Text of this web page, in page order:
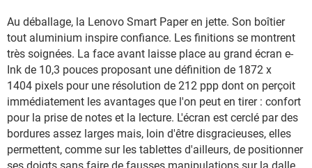
Au déballage, la Lenovo Smart Paper en jette. Son boîtier
tout aluminium inspire confiance. Les finitions se montrent
très soignées. La face avant laisse place au grand écran e-
Ink de 10,3 pouces proposant une définition de 1872 x
1404 pixels pour une résolution de 212 ppp dont on perçoit
immédiatement les avantages que l'on peut en tirer : confort
pour la prise de notes et la lecture. L'écran est cerclé par des
bordures assez larges mais, loin d'être disgracieuses, elles
permettent, comme sur les tablettes d'ailleurs, de positionner